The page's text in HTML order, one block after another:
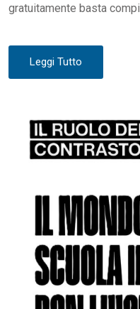
gratuitamente basta
Leggi Tutto